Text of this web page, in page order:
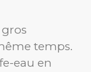
temps.
eau en